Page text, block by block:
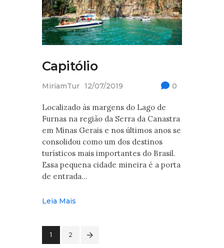
Capitólio
MiriamTur 12/07/2019 0
Localizado às margens do Lago de
Furnas na região da Serra da Canastra
em Minas Gerais e nos últimos anos se
consolidou como um dos destinos
turísticos mais importantes do Brasil.
Essa pequena cidade mineira é a porta
de entrada…
Leia Mais
1 2